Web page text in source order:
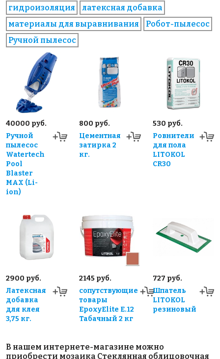
гидроизоляция
латексная добавка
материалы для выравнивания
Робот-пылесос
Ручной пылесос
40000 руб.
Ручной
пылесос
Watertech
Pool
Blaster
MAX (Li-
ion)
800 руб.
Цементная
затирка 2
кг.
530 руб.
Ровнители
для пола
LITOKOL
CR30
2900 руб.
Латексная
добавка
для клея
3,75 кг.
2145 руб.
сопутствующие
товары
EpoxyElite E.12
Табачный 2 кг
727 руб.
Шпатель
LITOKOL
резиновый
В нашем интернете-магазине можно
приобрести мозаика Стеклянная облицовочная